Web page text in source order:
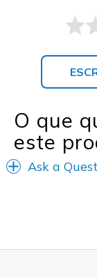
O que
este
Ask a